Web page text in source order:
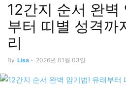
12간지 순서 완벽
부터 띠별 성격까
리
By Lisa - 2026년 01월 03일